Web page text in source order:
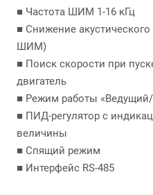
■ Частота ШИМ 1-16 кГц
■ Снижение
ШИМ)
■ Поиск скорости при
двигатель
■ Режим работы
■ ПИД-регулятор с
величины
■ Спящий режим
■ Интерфейс RS-485